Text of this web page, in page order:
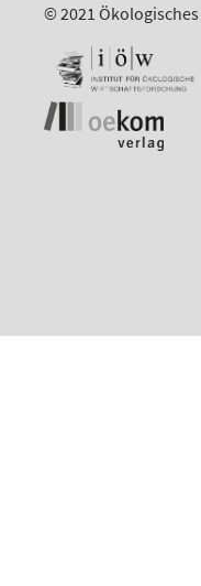
© 2021